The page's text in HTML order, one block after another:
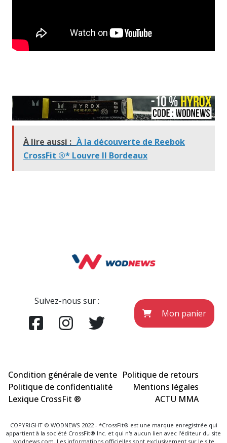
À lire aussi : À la découverte de Reebok
CrossFit ®* Louvre II Bordeaux
Suivez-nous sur :
Mon panier
Condition générale de vente Politique de retours
Politique de confidentialité
Mentions légales
Lexique CrossFit ®
ACTU MMA
COPYRIGHT © WODNEWS 2022 - *CrossFit® est une marque enregistrée qui
appartient à la société CrossFit® Inc. et qui n'a aucun lien avec l'éditeur du site
wodnews.com. Les informations officielles sont exclusivement sur le site